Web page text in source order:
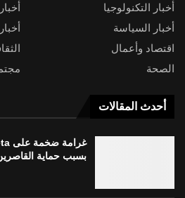
أخبار التكنولوجيا
أخبار السياسة
اقتصاد وأعمال
الصحة
أحدث المقالات
بسبب حماية